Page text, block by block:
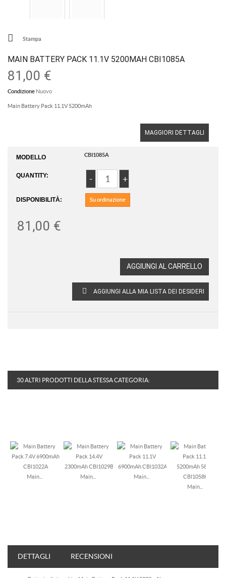
Stampa
MAIN BATTERY PACK 11.1V 5200MAH CBI1085A
81,00 €
Condizione Nuovo
Main Battery Pack 11.1V 5200mAh
MAGGIORI DETTAGLI
MODELLO CBI1085A
QUANTITY:
DISPONIBILITÀ: Su ordinazione
81,00 €
AGGIUNGI AL CARRELLO
AGGIUNGI ALLA MIA LISTA DEI DESIDERI
30 ALTRI PRODOTTI DELLA STESSA CATEGORIA:
Main... Main...
Main...
Main...
DETTAGLI RECENSIONI